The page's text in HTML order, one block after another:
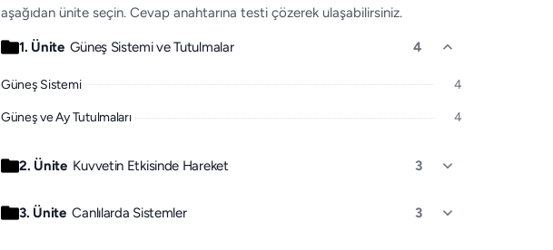
aşağıdan ünite seçin. Cevap anahtarına testi çözerek ulaşabilirsiniz.
1. Ünite Güneş Sistemi ve Tutulmalar 4
Güneş Sistemi 4
Güneş ve Ay Tutulmaları 4
2. Ünite Kuvvetin Etkisinde Hareket 3
3. Ünite Canlılarda Sistemler 3